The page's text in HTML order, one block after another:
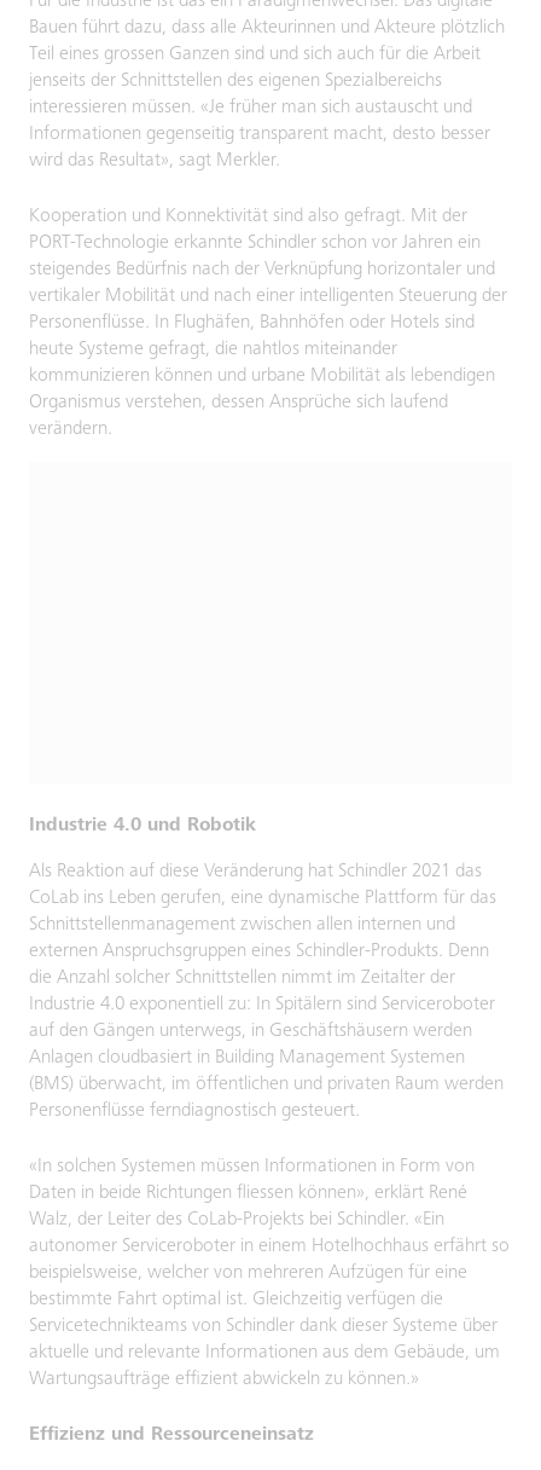
Bauen führt dazu, dass alle Akteurinnen und Akteure plötzlich
Teil eines grossen Ganzen sind und sich auch für die Arbeit
jenseits der Schnittstellen des eigenen Spezialbereichs
interessieren müssen. «Je früher man sich austauscht und
Informationen gegenseitig transparent macht, desto besser
wird das Resultat», sagt Merkler.
Kooperation und Konnektivität sind also gefragt. Mit der
PORT-Technologie erkannte Schindler schon vor Jahren ein
steigendes Bedürfnis nach der Verknüpfung horizontaler und
vertikaler Mobilität und nach einer intelligenten Steuerung der
Personenflüsse. In Flughäfen, Bahnhöfen oder Hotels sind
heute Systeme gefragt, die nahtlos miteinander
kommunizieren können und urbane Mobilität als lebendigen
Organismus verstehen, dessen Ansprüche sich laufend
verändern.
Industrie 4.0 und Robotik
Als Reaktion auf diese Veränderung hat Schindler 2021 das
CoLab ins Leben gerufen, eine dynamische Plattform für das
Schnittstellenmanagement zwischen allen internen und
externen Anspruchsgruppen eines Schindler-Produkts. Denn
die Anzahl solcher Schnittstellen nimmt im Zeitalter der
Industrie 4.0 exponentiell zu: In Spitälern sind Serviceroboter
auf den Gängen unterwegs, in Geschäftshäusern werden
Anlagen cloudbasiert in Building Management Systemen
(BMS) überwacht, im öffentlichen und privaten Raum werden
Personenflüsse ferndiagnostisch gesteuert.
«In solchen Systemen müssen Informationen in Form von
Daten in beide Richtungen fliessen können», erklärt René
Walz, der Leiter des CoLab-Projekts bei Schindler. «Ein
autonomer Serviceroboter in einem Hotelhochhaus erfährt so
beispielsweise, welcher von mehreren Aufzügen für eine
bestimmte Fahrt optimal ist. Gleichzeitig verfügen die
Servicetechnikteams von Schindler dank dieser Systeme über
aktuelle und relevante Informationen aus dem Gebäude, um
Wartungsaufträge effizient abwickeln zu können.»
Effizienz und Ressourceneinsatz